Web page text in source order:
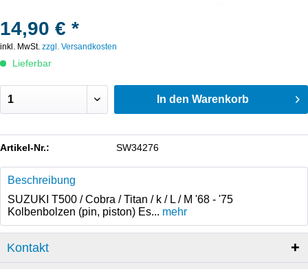
14,90 € *
inkl. MwSt. zzgl. Versandkosten
Lieferbar
In den Warenkorb
Artikel-Nr.: SW34276
Beschreibung
SUZUKI T500 / Cobra / Titan / k / L / M '68 - '75
Kolbenbolzen (pin, piston) Es... mehr
Kontakt